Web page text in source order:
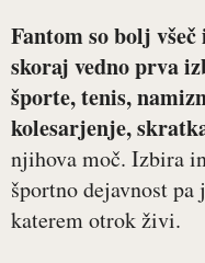
Fantom so bolj
skoraj vedno prva
športe, tenis,
kolesarjenje,
njihova moč. Izbira
športno dejavnost pa
katerem otrok živi.